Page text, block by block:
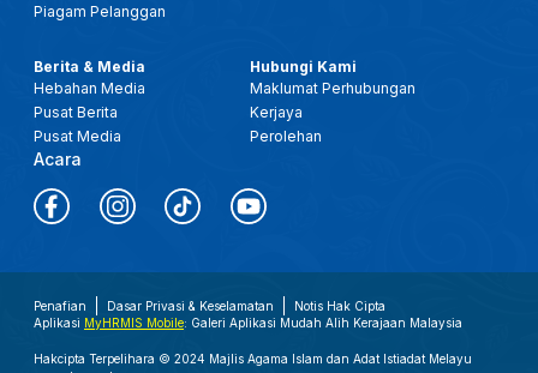
Piagam Pelanggan
Berita & Media
Hebahan Media
Pusat Berita
Pusat Media
Acara
Hubungi Kami
Maklumat Perhubungan
Kerjaya
Perolehan
Penafian Dasar Privasi & Keselamatan
Notis Hak Cipta
Aplikasi MyHRMIS Mobile: Galeri Aplikasi Mudah Alih Kerajaan Malaysia
Hakcipta Terpelihara © 2024 Majlis Agama Islam dan Adat Istiadat Melayu